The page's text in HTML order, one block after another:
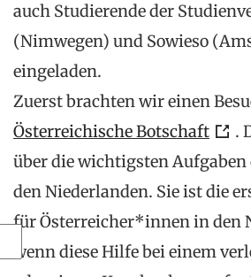
auch Studierende der
(Nimwegen) und Sowieso
eingeladen.
Zuerst brachten wir einen
Österreichische Botschaft
.
über die wichtigsten
den Niederlanden. Sie ist die
für Österreicher*innen in den
wenn diese Hilfe bei einem